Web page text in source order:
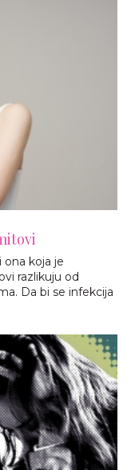
koja je
razlikuju od
Da bi se infekcija